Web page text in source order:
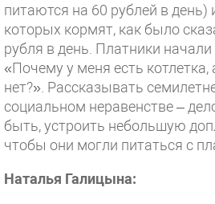
питаются на 60 рублей в день)
которых кормят, как было
рубля в день. Платники
«Почему у меня есть котлетка,
нет?». Рассказывать
социальном неравенстве –
быть, устроить небольшую
чтобы они могли питаться с
Наталья Галицына: